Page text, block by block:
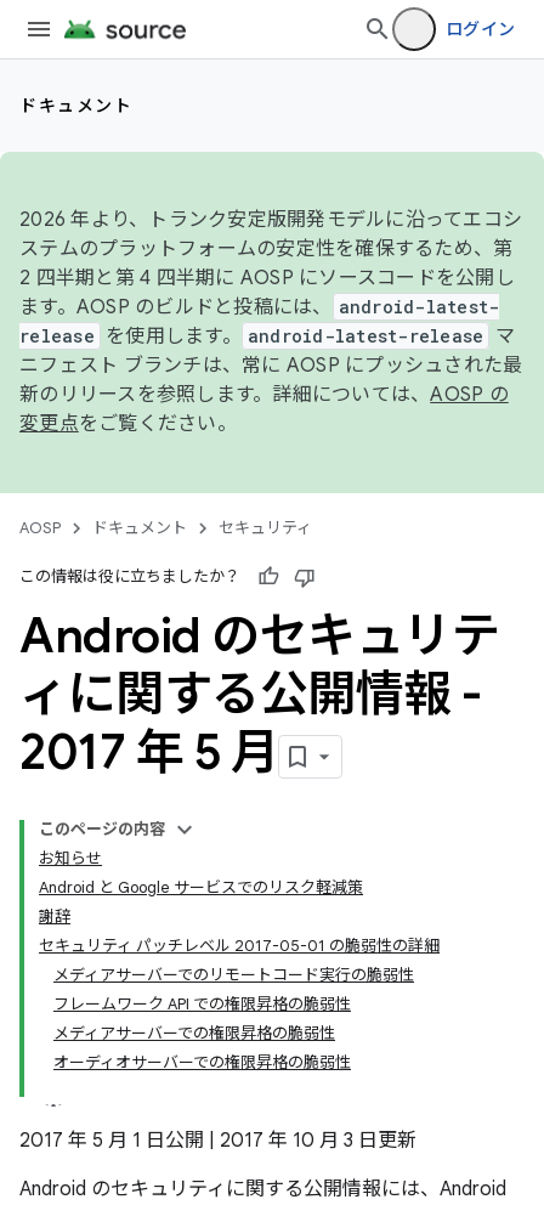
ログイン
ドキュメント
2026 年より、トランク安定版開発モデルに沿ってエコシ
ステムのプラットフォームの安定性を確保するため、第
2 四半期と第 4 四半期に AOSP にソースコードを公開し
ます。AOSP のビルドと投稿には、
android-latest-
release
を使用します。 android-latest-release
マ
ニフェスト ブランチは、常に AOSP にプッシュされた最
新のリリースを参照します。詳細については、AOSP の
変更点をご覧ください。
AOSP ドキュメント セキュリティ
この情報は役に立ちましたか？
Android のセキュリテ
ィに関する公開情報 -
2017 年 5 月
このページの内容
お知らせ
Android と Google サービスでのリスク軽減策
謝辞
セキュリティ パッチレベル 2017-05-01 の脆弱性の詳細
メディアサーバーでのリモートコード実行の脆弱性
フレームワーク API での権限昇格の脆弱性
メディアサーバーでの権限昇格の脆弱性
オーディオサーバーでの権限昇格の脆弱性
2017 年 5 月 1 日公開 | 2017 年 10 月 3 日更新
Android のセキュリティに関する公開情報には、Android